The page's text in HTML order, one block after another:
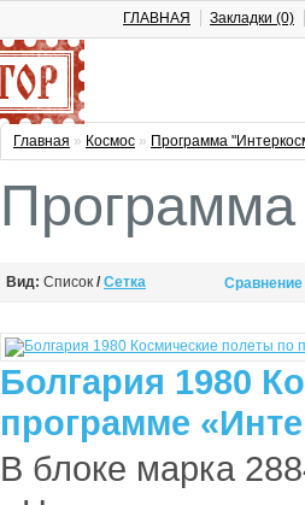
ГЛАВНАЯ Закладки (0)
Главная » Космос » Программа
Вид: Список / Сетка Сравнение
Болгария 1980
программе
В блоке марка